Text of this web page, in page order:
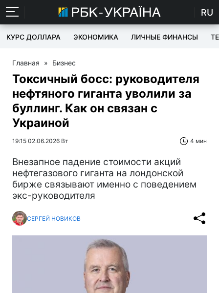
RU
КУРС ДОЛЛАРА ЭКОНОМИКА ЛИЧНЫЕ ФИНАНСЫ
Главная » Бизнес
Токсичный босс: руководителя
нефтяного гиганта уволили за
буллинг. Как он связан с
Украиной
19:15 02.06.2026 Вт 4 мин
Внезапное падение стоимости акций
нефтегазового гиганта на лондонской
бирже связывают именно с поведением
экс-руководителя
СЕРГЕЙ НОВИКОВ